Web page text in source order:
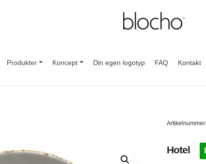
Produkter Koncept Din egen logotyp FAQ Kontakt
Hotel